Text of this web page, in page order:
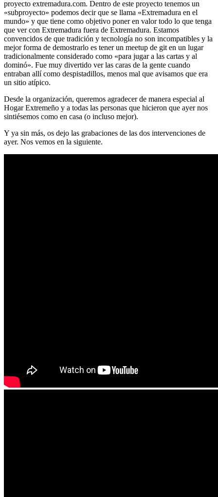
proyecto extremadura.com. Dentro de este proyecto tenemos un
«subproyecto» podemos decir que se llama «Extremadura en el
mundo» y que tiene como objetivo poner en valor todo lo que tenga
que ver con Extremadura fuera de Extremadura. Estamos
convencidos de que tradición y tecnología no son incompatibles y la
mejor forma de demostrarlo es tener un meetup de git en un lugar
tradicionalmente considerado como «para jugar a las cartas y al
dominó». Fue muy divertido ver las caras de la gente cuando
entraban allí como despistadillos, menos mal que avisamos que era
un sitio atípico.
Desde la organización, queremos agradecer de manera especial al
Hogar Extremeño y a todas las personas que hicieron que ayer nos
sintiésemos como en casa (o incluso mejor).
Y ya sin más, os dejo las grabaciones de las dos intervenciones de
ayer. Nos vemos en la siguiente.